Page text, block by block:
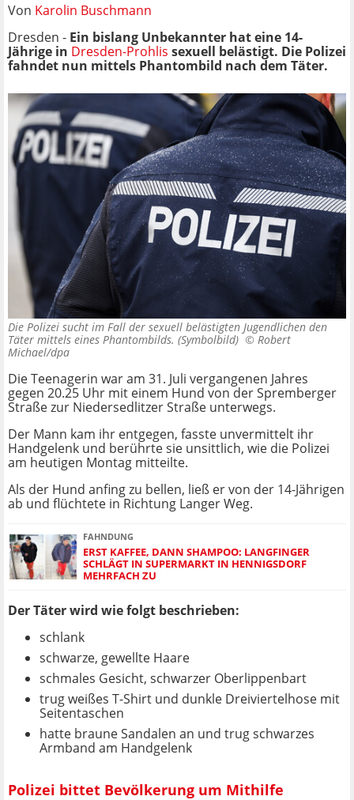
Von Karolin Buschmann
Dresden - Ein bislang Unbekannter hat eine 14-
Jährige in Dresden-Prohlis sexuell belästigt. Die Polizei
fahndet nun mittels Phantombild nach dem Täter.
Die Polizei sucht im Fall der sexuell belästigten Jugendlichen den
Täter mittels eines Phantombilds. (Symbolbild) © Robert
Michael/dpa
Die Teenagerin war am 31. Juli vergangenen Jahres
gegen 20.25 Uhr mit einem Hund von der Spremberger
Straße zur Niedersedlitzer Straße unterwegs.
Der Mann kam ihr entgegen, fasste unvermittelt ihr
Handgelenk und berührte sie unsittlich, wie die Polizei
am heutigen Montag mitteilte.
Als der Hund anfing zu bellen, ließ er von der 14-Jährigen
ab und flüchtete in Richtung Langer Weg.
FAHNDUNG
ERST KAFFEE, DANN SHAMPOO: LANGFINGER
SCHLÄGT IN SUPERMARKT IN HENNIGSDORF
MEHRFACH ZU
Der Täter wird wie folgt beschrieben:
schlank
schwarze, gewellte Haare
schmales Gesicht, schwarzer Oberlippenbart
trug weißes T-Shirt und dunkle Dreiviertelhose mit
Seitentaschen
hatte braune Sandalen an und trug schwarzes
Armband am Handgelenk
Polizei bittet Bevölkerung um Mithilfe